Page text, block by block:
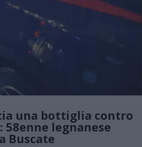
una bottiglia contro
legnanese
Buscate